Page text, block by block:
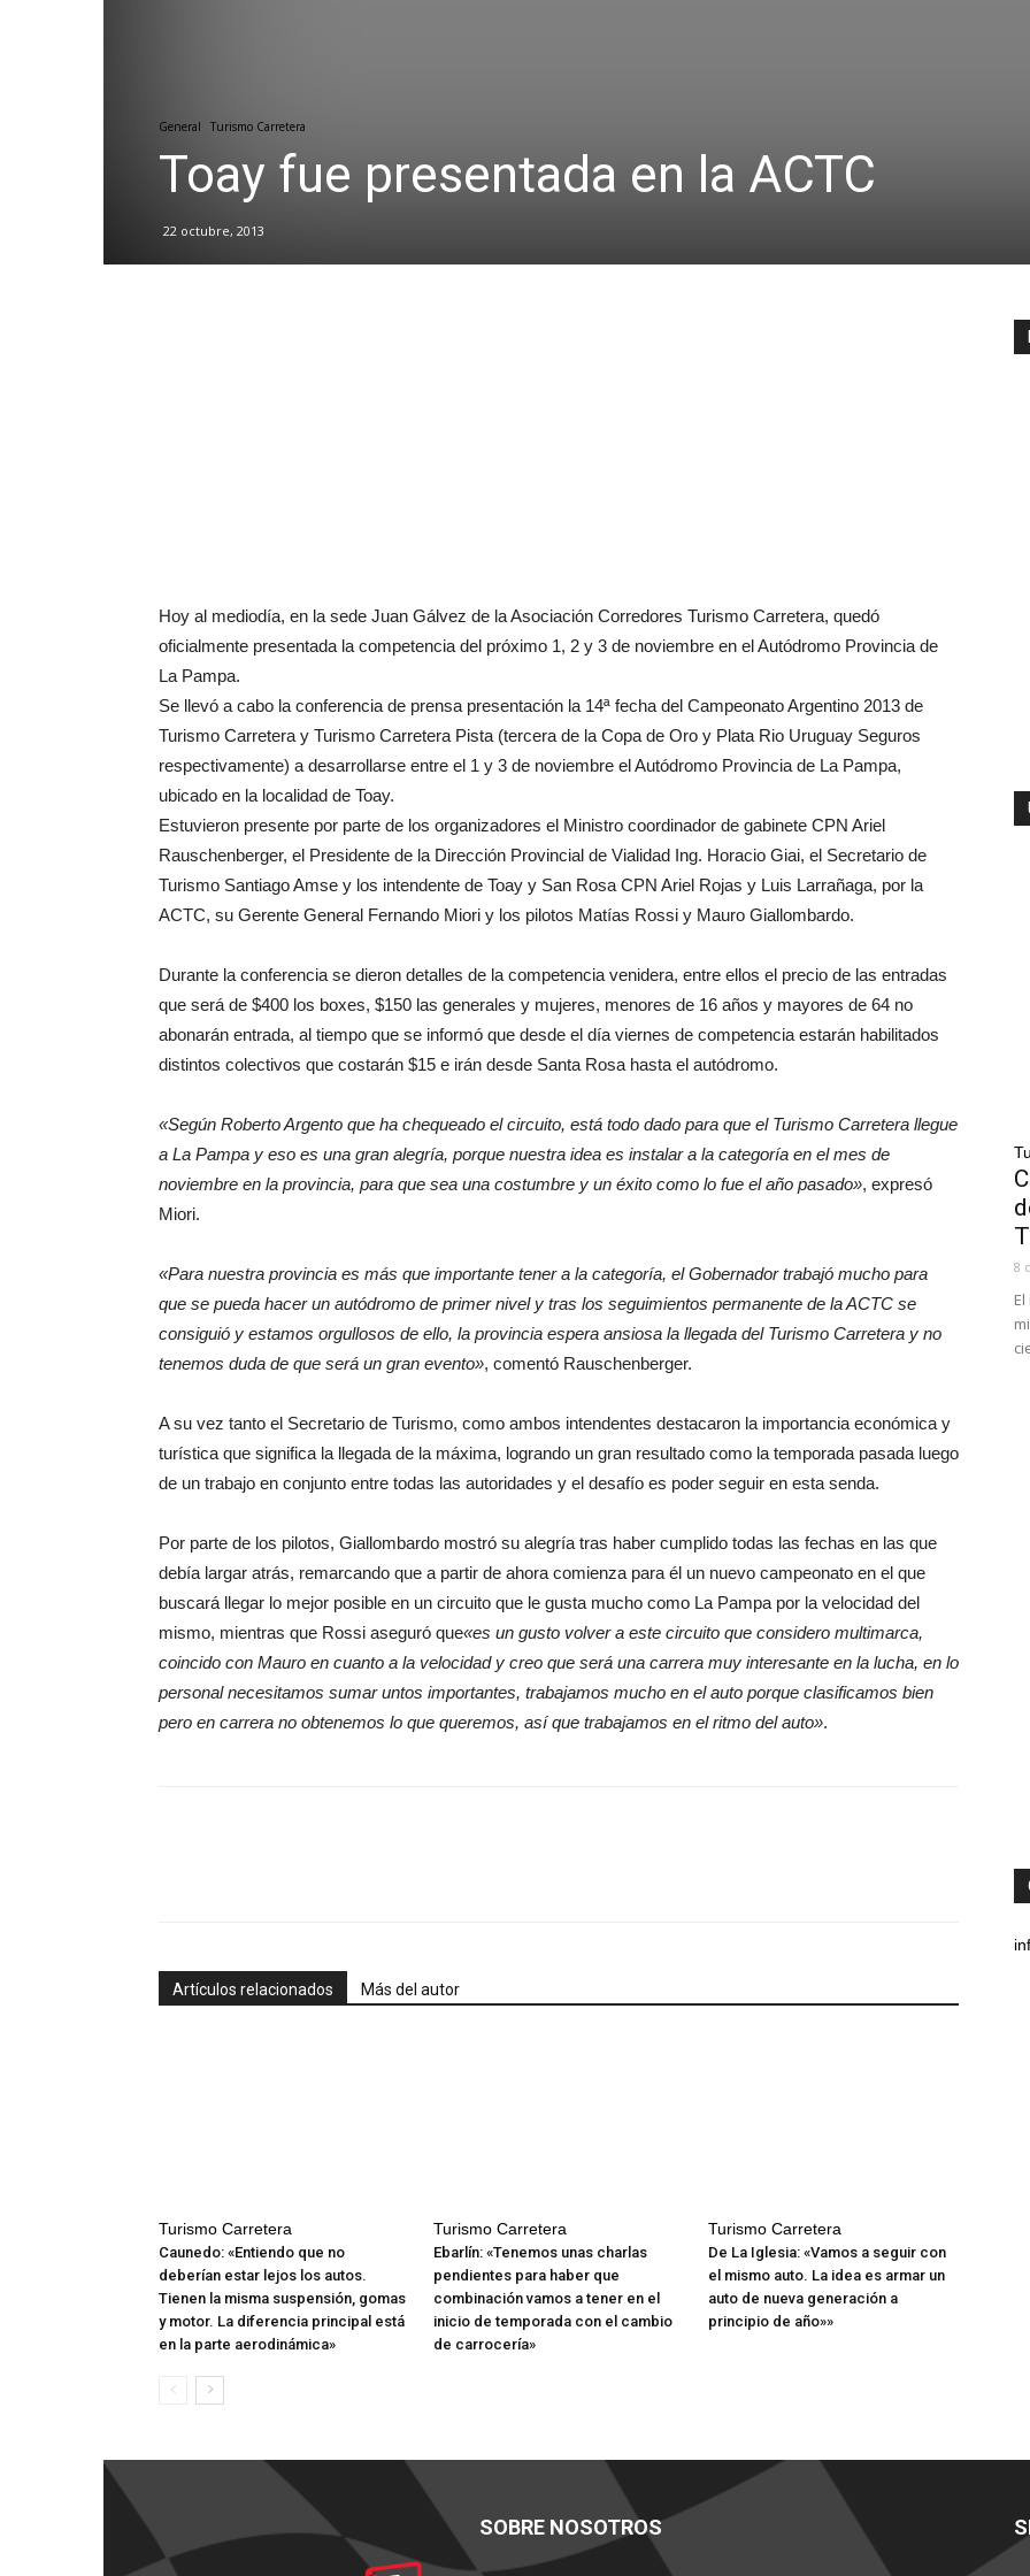
General Turismo Carretera
Toay fue presentada en la ACTC
22 octubre, 2013
Hoy al mediodía, en la sede Juan Gálvez de la Asociación Corredores Turismo Carretera, quedó
oficialmente presentada la competencia del próximo 1, 2 y 3 de noviembre en el Autódromo Provincia de
La Pampa.
Se llevó a cabo la conferencia de prensa presentación la 14ª fecha del Campeonato Argentino 2013 de
Turismo Carretera y Turismo Carretera Pista (tercera de la Copa de Oro y Plata Rio Uruguay Seguros
respectivamente) a desarrollarse entre el 1 y 3 de noviembre el Autódromo Provincia de La Pampa,
ubicado en la localidad de Toay.
Estuvieron presente por parte de los organizadores el Ministro coordinador de gabinete CPN Ariel
Rauschenberger, el Presidente de la Dirección Provincial de Vialidad Ing. Horacio Giai, el Secretario de
Turismo Santiago Amse y los intendente de Toay y San Rosa CPN Ariel Rojas y Luis Larrañaga, por la
ACTC, su Gerente General Fernando Miori y los pilotos Matías Rossi y Mauro Giallombardo.
Durante la conferencia se dieron detalles de la competencia venidera, entre ellos el precio de las entradas
que será de $400 los boxes, $150 las generales y mujeres, menores de 16 años y mayores de 64 no
abonarán entrada, al tiempo que se informó que desde el día viernes de competencia estarán habilitados
distintos colectivos que costarán $15 e irán desde Santa Rosa hasta el autódromo.
«Según Roberto Argento que ha chequeado el circuito, está todo dado para que el Turismo Carretera llegue
a La Pampa y eso es una gran alegría, porque nuestra idea es instalar a la categoría en el mes de
noviembre en la provincia, para que sea una costumbre y un éxito como lo fue el año pasado», expresó
Miori.
«Para nuestra provincia es más que importante tener a la categoría, el Gobernador trabajó mucho para
que se pueda hacer un autódromo de primer nivel y tras los seguimientos permanente de la ACTC se
consiguió y estamos orgullosos de ello, la provincia espera ansiosa la llegada del Turismo Carretera y no
tenemos duda de que será un gran evento», comentó Rauschenberger.
A su vez tanto el Secretario de Turismo, como ambos intendentes destacaron la importancia económica y
turística que significa la llegada de la máxima, logrando un gran resultado como la temporada pasada luego
de un trabajo en conjunto entre todas las autoridades y el desafío es poder seguir en esta senda.
Por parte de los pilotos, Giallombardo mostró su alegría tras haber cumplido todas las fechas en las que
debía largar atrás, remarcando que a partir de ahora comienza para él un nuevo campeonato en el que
buscará llegar lo mejor posible en un circuito que le gusta mucho como La Pampa por la velocidad del
mismo, mientras que Rossi aseguró que«es un gusto volver a este circuito que considero multimarca,
coincido con Mauro en cuanto a la velocidad y creo que será una carrera muy interesante en la lucha, en lo
personal necesitamos sumar untos importantes, trabajamos mucho en el auto porque clasificamos bien
pero en carrera no obtenemos lo que queremos, así que trabajamos en el ritmo del auto».
Artículos relacionados Más del autor
Turismo Carretera
Caunedo: «Entiendo que no
deberían estar lejos los autos.
Tienen la misma suspensión, gomas
y motor. La diferencia principal está
en la parte aerodinámica»
Turismo Carretera
Ebarlín: «Tenemos unas charlas
pendientes para haber que
combinación vamos a tener en el
inicio de temporada con el cambio
de carrocería»
Turismo Carretera
De La Iglesia: «Vamos a seguir con
el mismo auto. La idea es armar un
auto de nueva generación a
principio de año»»
8
SOBRE NOSOTROS